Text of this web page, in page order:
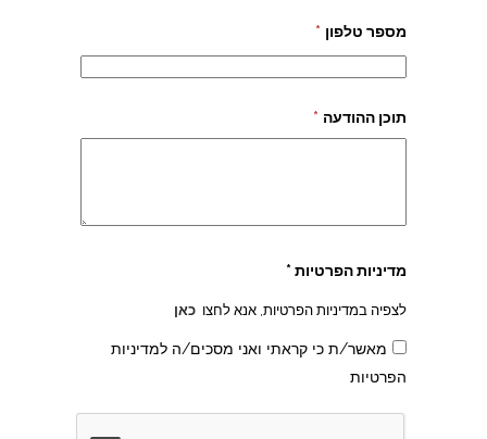
מספר טלפון *
תוכן ההודעה *
מדיניות הפרטיות *
לצפיה במדיניות הפרטיות, אנא לחצו כאן
מאשר/ת כי קראתי ואני מסכים/ה למדיניות
הפרטיות